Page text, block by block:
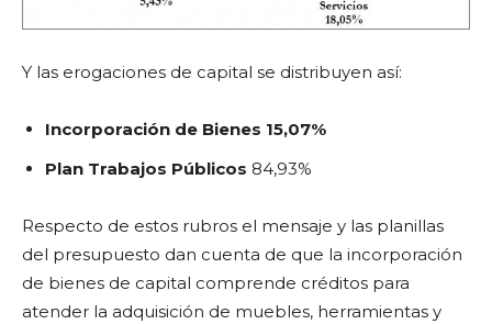
Y las erogaciones de capital se distribuyen así:
Incorporación de Bienes 15,07%
Plan Trabajos Públicos 84,93%
Respecto de estos rubros el mensaje y las planillas
del presupuesto dan cuenta de que la incorporación
de bienes de capital comprende créditos para
atender la adquisición de muebles, herramientas y